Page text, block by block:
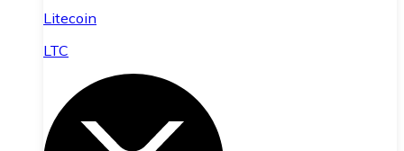
Litecoin
LTC